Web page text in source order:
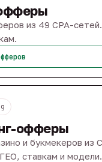
из 49 CPA-
офферы
и букмекеров из
ставкам и модели.